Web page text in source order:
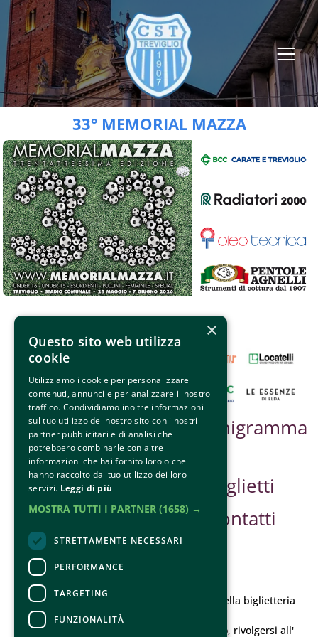
33° MEMORIAL MAZZA
Partner &
Sponsor
Organigramma
Safe Guarding
Biglietti
Contatti
Per informazioni e supporto all'acquisto della biglietteria
Per informazioni sul programma e l'evento, rivolgersi all'
×
Questo sito web utilizza
cookie
Utilizziamo i cookie per personalizzare
contenuti, annunci e per analizzare il nostro
traffico. Condividiamo inoltre informazioni
sul tuo utilizzo del nostro sito con i nostri
partner pubblicitari e di analisi che
potrebbero combinarle con altre
informazioni che hai fornito loro o che
hanno raccolto dal tuo utilizzo dei loro
servizi. Leggi di più
MOSTRA TUTTI I PARTNER (1658) →
STRETTAMENTE NECESSARI
PERFORMANCE
TARGETING
FUNZIONALITÀ